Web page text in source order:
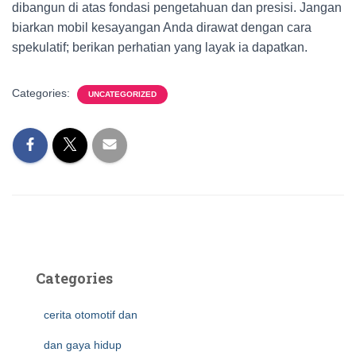
dibangun di atas fondasi pengetahuan dan presisi. Jangan
biarkan mobil kesayangan Anda dirawat dengan cara
spekulatif; berikan perhatian yang layak ia dapatkan.
Categories: UNCATEGORIZED
Categories
cerita otomotif dan
dan gaya hidup